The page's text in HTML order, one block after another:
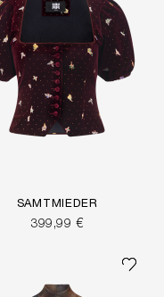
SAMTMIEDER
399,99 €